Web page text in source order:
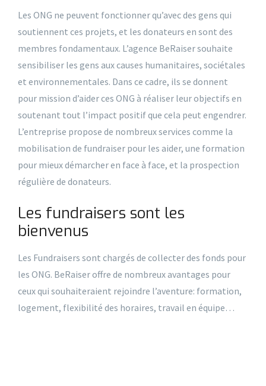
Les ONG ne peuvent fonctionner qu’avec des gens qui
soutiennent ces projets, et les donateurs en sont des
membres fondamentaux. L’agence BeRaiser souhaite
sensibiliser les gens aux causes humanitaires, sociétales
et environnementales. Dans ce cadre, ils se donnent
pour mission d’aider ces ONG à réaliser leur objectifs en
soutenant tout l’impact positif que cela peut engendrer.
L’entreprise propose de nombreux services comme la
mobilisation de fundraiser pour les aider, une formation
pour mieux démarcher en face à face, et la prospection
régulière de donateurs.
Les fundraisers sont les
bienvenus
Les Fundraisers sont chargés de collecter des fonds pour
les ONG. BeRaiser offre de nombreux avantages pour
ceux qui souhaiteraient rejoindre l’aventure: formation,
logement, flexibilité des horaires, travail en équipe…